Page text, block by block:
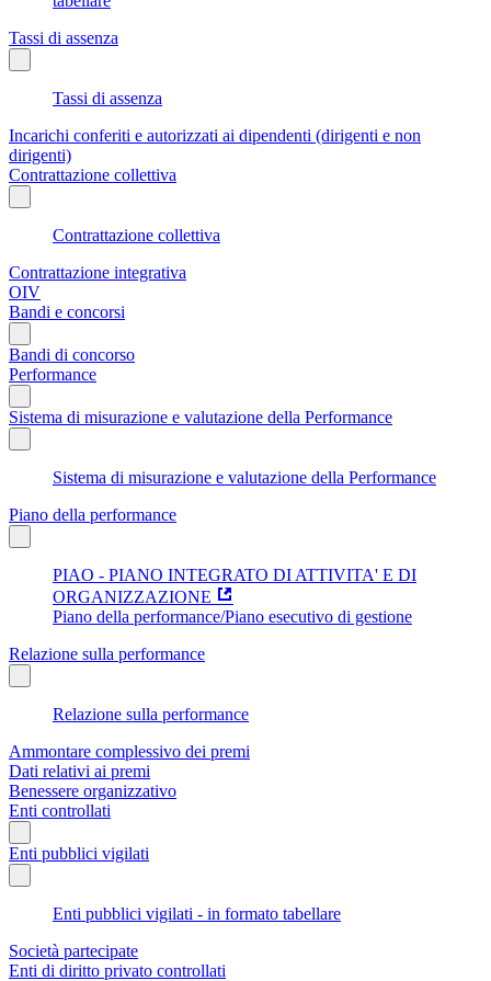
Tassi di assenza
Tassi di assenza
Incarichi conferiti e autorizzati ai dipendenti (dirigenti e non
dirigenti)
Contrattazione collettiva
Contrattazione collettiva
Contrattazione integrativa
OIV
Bandi e concorsi
Bandi di concorso
Performance
Sistema di misurazione e valutazione della Performance
Sistema di misurazione e valutazione della Performance
Piano della performance
PIAO - PIANO INTEGRATO DI ATTIVITA' E DI
ORGANIZZAZIONE
Piano della performance/Piano esecutivo di gestione
Relazione sulla performance
Relazione sulla performance
Ammontare complessivo dei premi
Dati relativi ai premi
Benessere organizzativo
Enti controllati
Enti pubblici vigilati
Enti pubblici vigilati - in formato tabellare
Società partecipate
Enti di diritto privato controllati